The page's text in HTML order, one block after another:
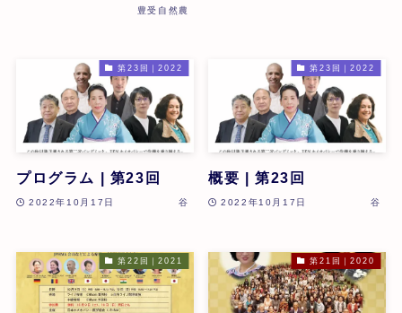
豊受自然農
第23回｜2022
プログラム | 第23回
2022年10月17日 谷
第23回｜2022
概要 | 第23回
2022年10月17日 谷
第22回｜2021 第21回｜2020